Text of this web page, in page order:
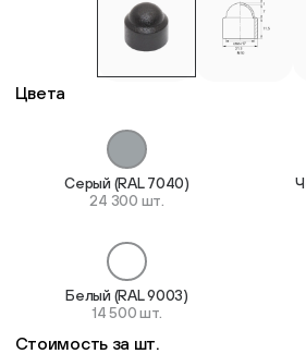
Цвета
Серый (RAL 7040)
24 300 шт.
Белый (RAL 9003)
14 500 шт.
Стоимость за шт.
Дюбель